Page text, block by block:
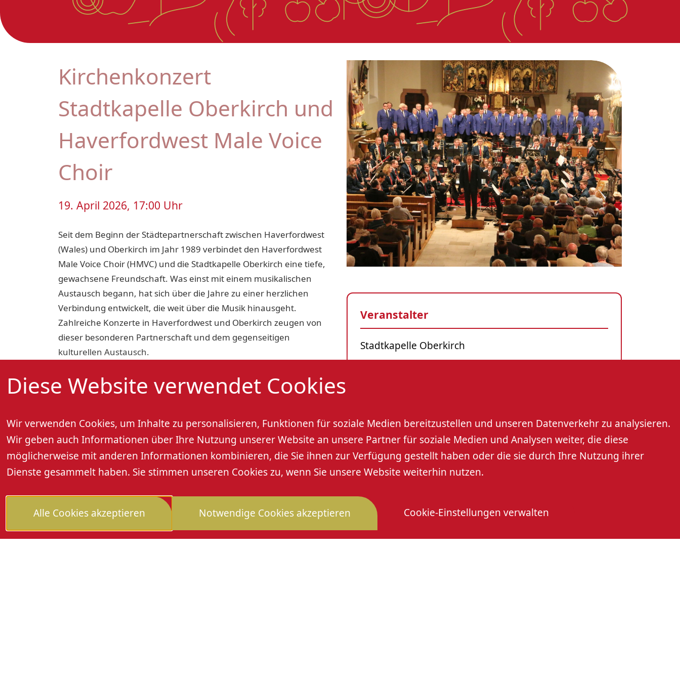
Diese Website verwendet Cookies
Wir verwenden Cookies, um Inhalte zu personalisieren, Funktionen für soziale Medien bereitzustellen und unseren Datenverkehr zu analysieren.
Wir geben auch Informationen über Ihre Nutzung unserer Website an unsere Partner für soziale Medien und Analysen weiter, die diese
möglicherweise mit anderen Informationen kombinieren, die Sie ihnen zur Verfügung gestellt haben oder die sie durch Ihre Nutzung ihrer
Dienste gesammelt haben. Sie stimmen unseren Cookies zu, wenn Sie unsere Website weiterhin nutzen.
Alle Cookies akzeptieren Notwendige Cookies akzeptieren Cookie-Einstellungen verwalten
Kirchenkonzert
Stadtkapelle Oberkirch und
Haverfordwest Male Voice
Choir
19. April 2026, 17:00 Uhr
Seit dem Beginn der Städtepartnerschaft zwischen Haverfordwest
(Wales) und Oberkirch im Jahr 1989 verbindet den Haverfordwest
Male Voice Choir (HMVC) und die Stadtkapelle Oberkirch eine tiefe,
gewachsene Freundschaft. Was einst mit einem musikalischen
Austausch begann, hat sich über die Jahre zu einer herzlichen
Verbindung entwickelt, die weit über die Musik hinausgeht.
Zahlreiche Konzerte in Haverfordwest und Oberkirch zeugen von
dieser besonderen Partnerschaft und dem gegenseitigen
kulturellen Austausch.
Anlässlich des 130-jährigen Bestehens des HMVC freuen wir uns
sehr, dass ihr Jubiläumsweg euch erneut nach Oberkirch führt und
Rahmen geben können.
Eintritt frei!
Veranstalter
Stadtkapelle Oberkirch